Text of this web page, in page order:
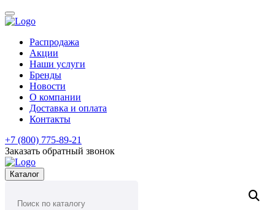
Распродажа
Акции
Наши услуги
Бренды
Новости
О компании
Доставка и оплата
Контакты
+7 (800) 775-89-21
Заказать обратный звонок
Каталог